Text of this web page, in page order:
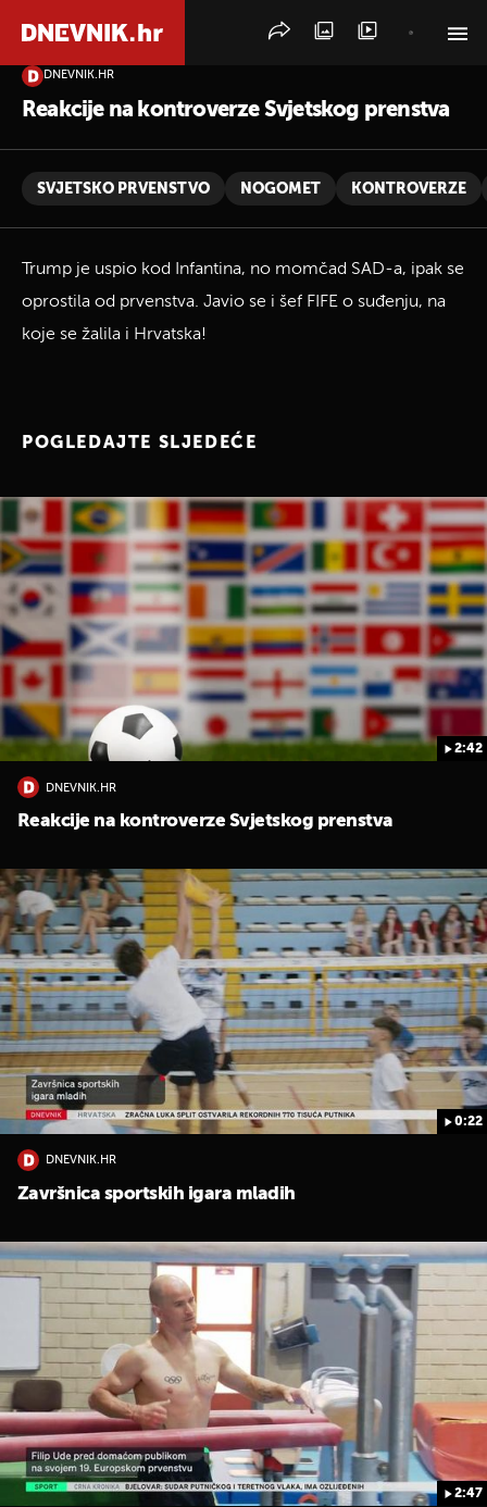
DNEVNIK.HR
Reakcije na kontroverze Svjetskog prenstva
SVJETSKO PRVENSTVO NOGOMET KONTROVERZE
Trump je uspio kod Infantina, no momčad SAD-a, ipak se
oprostila od prvenstva. Javio se i šef FIFE o suđenju, na
koje se žalila i Hrvatska!
POGLEDAJTE SLJEDEĆE
2:42
DNEVNIK.HR
Reakcije na kontroverze Svjetskog prenstva
0:22
DNEVNIK.HR
Završnica sportskih igara mladih
2:47
PRETRAŽITE VIJESTI